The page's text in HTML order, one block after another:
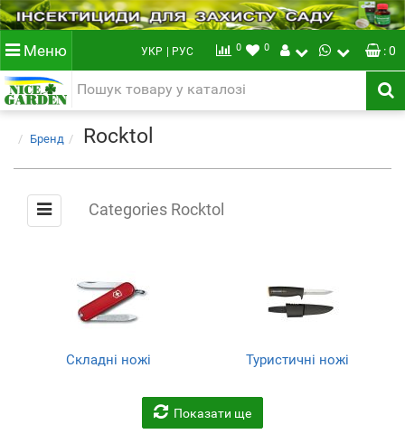
Меню УКР | РУС 0 0 : 0
Бренд Rocktol
Categories Rocktol
Складні ножі Туристичні ножі
Показати ще